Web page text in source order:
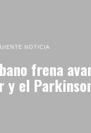
NOTICIA
frena
y el